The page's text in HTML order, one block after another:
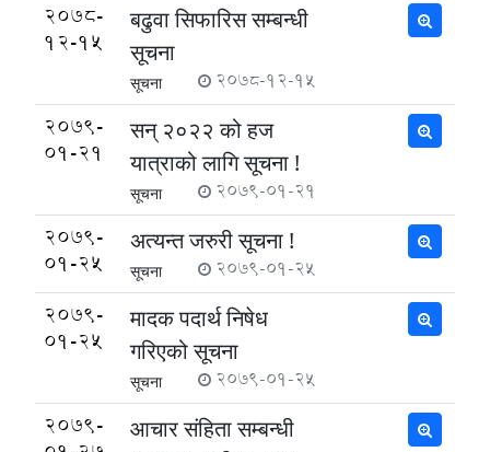
2078-
12-15
बढुवा सिफारिस सम्बन्धी
सूचना
सूचना 2078-12-15
2079-
01-21
सन् २०२२ को हज
यात्राको लागि सूचना !
सूचना 2079-01-21
2079-
01-25
अत्यन्त जरुरी सूचना !
सूचना 2079-01-25
2079-
01-25
मादक पदार्थ निषेध
गरिएको सूचना
सूचना 2079-01-25
2079-
आचार सं‌हिता सम्बन्धी